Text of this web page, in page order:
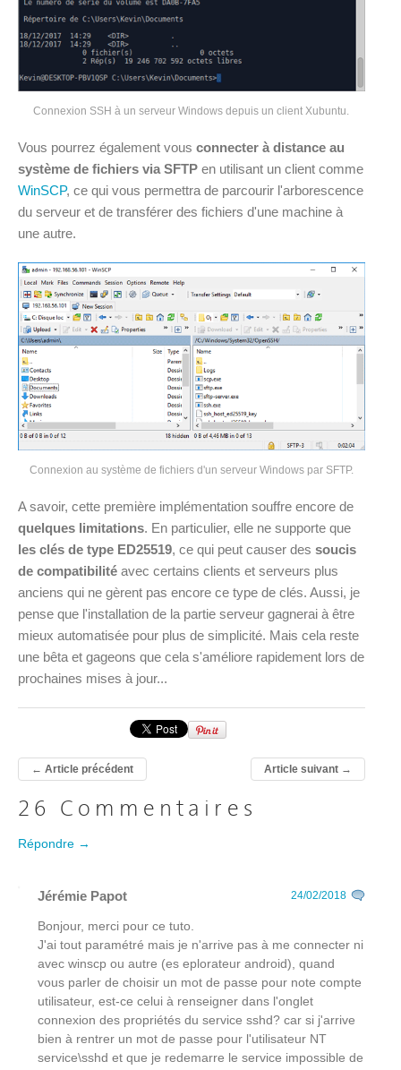
Connexion SSH à un serveur Windows depuis un client Xubuntu.
Vous pourrez également vous connecter à distance au
système de fichiers via SFTP en utilisant un client comme
WinSCP, ce qui vous permettra de parcourir l'arborescence
du serveur et de transférer des fichiers d'une machine à
une autre.
Connexion au système de fichiers d'un serveur Windows par SFTP.
A savoir, cette première implémentation souffre encore de
quelques limitations. En particulier, elle ne supporte que
les clés de type ED25519, ce qui peut causer des soucis
de compatibilité avec certains clients et serveurs plus
anciens qui ne gèrent pas encore ce type de clés. Aussi, je
pense que l'installation de la partie serveur gagnerai à être
mieux automatisée pour plus de simplicité. Mais cela reste
une bêta et gageons que cela s'améliore rapidement lors de
prochaines mises à jour...
← Article précédent Article suivant→
26 Commentaires
Répondre →
Jérémie Papot 24/02/2018
Bonjour, merci pour ce tuto.
J'ai tout paramétré mais je n'arrive pas à me connecter ni
avec winscp ou autre (es eplorateur android), quand
vous parler de choisir un mot de passe pour note compte
utilisateur, est-ce celui à renseigner dans l'onglet
connexion des propriétés du service sshd? car si j'arrive
bien à rentrer un mot de passe pour l'utilisateur NT
service\sshd et que je redemarre le service impossible de